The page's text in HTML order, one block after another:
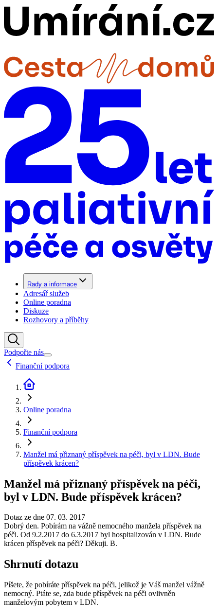
Rady a informace
Adresář služeb
Online poradna
Diskuze
Rozhovory a příběhy
Podpořte nás
Finanční podpora
Online poradna
Finanční podpora
Manžel má přiznaný příspěvek na péči, byl v LDN. Bude
příspěvek krácen?
Manžel má přiznaný příspěvek na péči,
byl v LDN. Bude příspěvek krácen?
Dotaz ze dne 07. 03. 2017
Dobrý den. Pobírám na vážně nemocného manžela příspěvek na
péči. Od 9.2.2017 do 6.3.2017 byl hospitalizován v LDN. Bude
krácen příspěvek na péči? Děkuji. B.
Shrnutí dotazu
Píšete, že pobíráte příspěvek na péči, jelikož je Váš manžel vážně
nemocný. Ptáte se, zda bude příspěvek na péči ovlivněn
manželovým pobytem v LDN.